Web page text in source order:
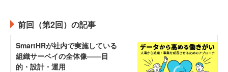
前回（第2回）の記事